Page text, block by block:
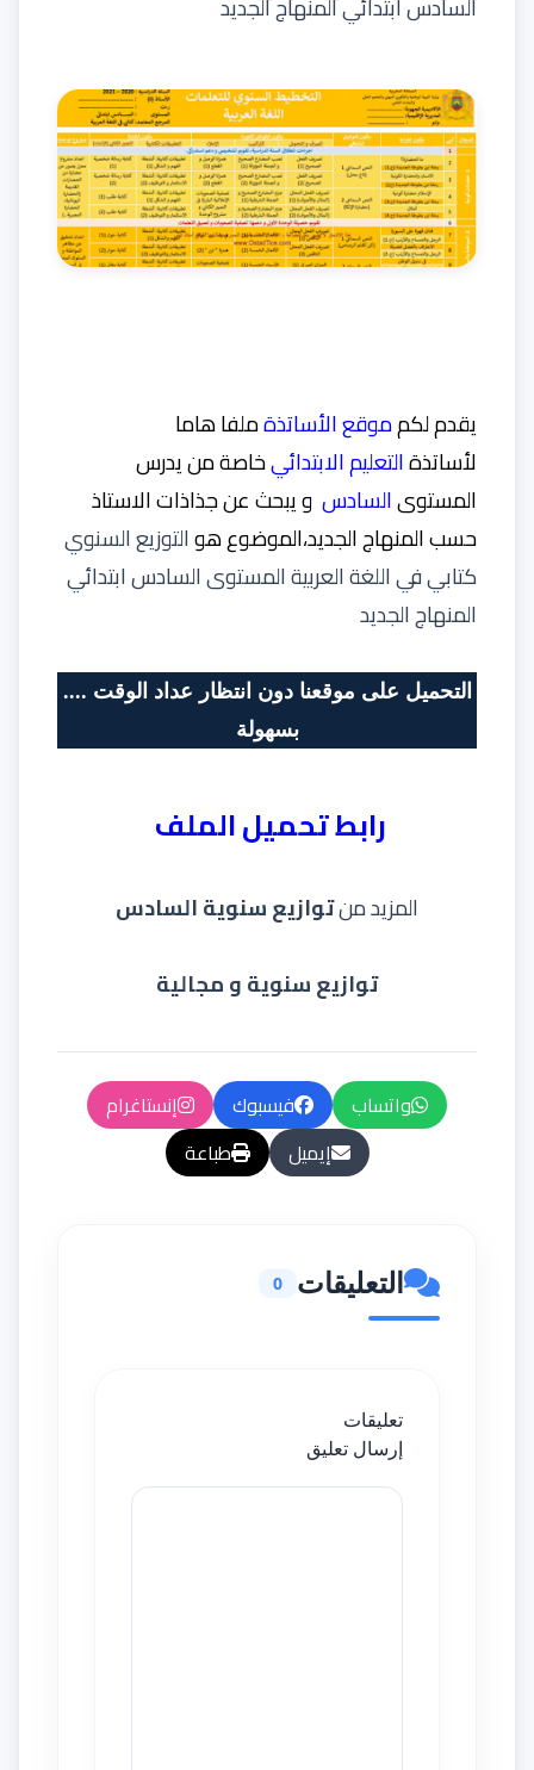
يقدم لكمموقع الأساتذةملفا هاما
لأساتذةالتعليم الابتدائيخاصة من يدرس
المستوىالسادس و يبحث عن جذاذات الاستاذ
حسب المنهاج الجديد،الموضوع هوالتوزيع السنوي
كتابي في اللغة العربية المستوى السادس ابتدائي
المنهاج الجديد
التحميل على موقعنا دون انتظار عداد الوقت ....
بسهولة
رابط تحميل الملف
المزيد منتوازيع سنوية السادس
توازيع سنوية و مجالية
واتساب فيسبوك
إنستاغرام
إيميل
طباعة
التعليقات 0
تعليقات
إرسال تعليق